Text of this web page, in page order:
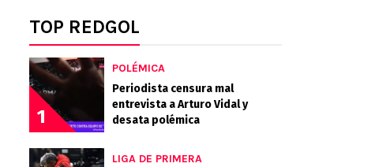
TOP REDGOL
1
POLÉMICA
Periodista censura mal
entrevista a Arturo Vidal y
desata polémica
LIGA DE PRIMERA